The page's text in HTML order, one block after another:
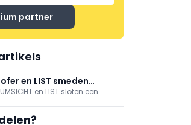
partner
en LIST smeden
innovatie
en LIST sloten een
en autonomie te versterken.